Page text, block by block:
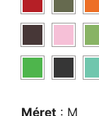
Méret : M